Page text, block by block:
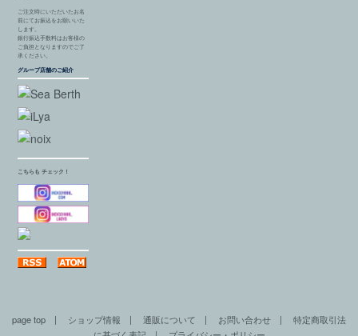
ご注文時にいただいたお名
前にてお振込をお願いいた
します。
銀行振込手数料はお客様の
ご負担となりますのでご了
承ください。
グループ店舗のご紹介
こちらも チェック！
page top | ショップ情報 | 通販について | お問い合わせ | 特定商取引法